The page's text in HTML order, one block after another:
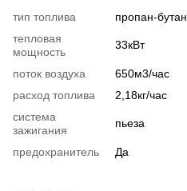
тип топлива
пропан-бутан
тепловая
мощность
33кВт
поток воздуха
650м3/час
расход топлива
2,18кг/час
система
зажигания
пьеза
предохранитель Да